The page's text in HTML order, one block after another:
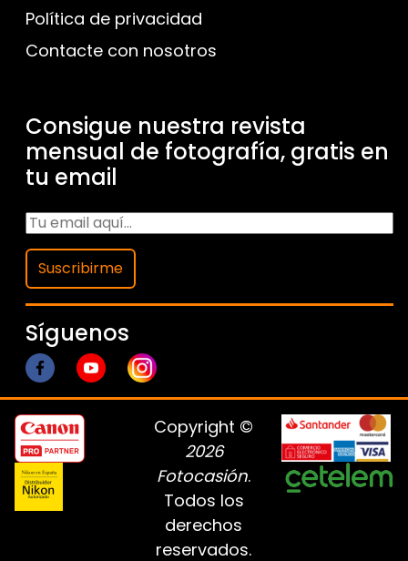
Política de privacidad
Contacte con nosotros
Consigue nuestra revista
mensual de fotografía, gratis en
tu email
Suscribirme
Síguenos
Copyright ©
2026
Fotocasión.
Todos los
derechos
reservados.